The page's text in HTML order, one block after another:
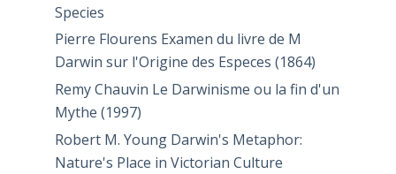
Species
Pierre Flourens Examen du livre de M
Darwin sur l'Origine des Especes (1864)
Remy Chauvin Le Darwinisme ou la fin d'un
Mythe (1997)
Robert M. Young Darwin's Metaphor:
Nature's Place in Victorian Culture